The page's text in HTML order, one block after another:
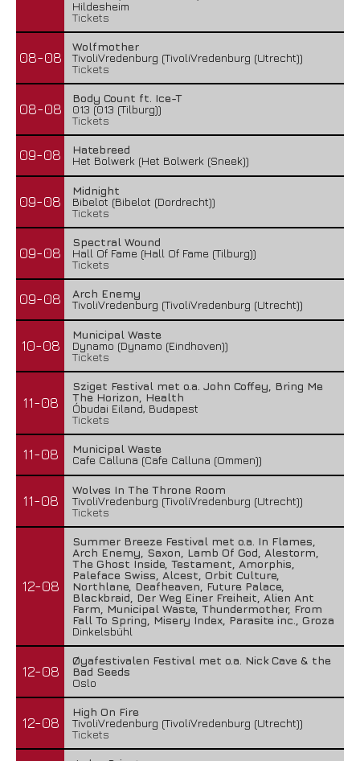
Hildesheim
Tickets
08-08
Wolfmother
TivoliVredenburg (TivoliVredenburg (Utrecht))
Tickets
08-08
Body Count ft. Ice-T
013 (013 (Tilburg))
Tickets
09-08
Hatebreed
Het Bolwerk (Het Bolwerk (Sneek))
09-08
Midnight
Bibelot (Bibelot (Dordrecht))
Tickets
09-08
Spectral Wound
Hall Of Fame (Hall Of Fame (Tilburg))
Tickets
09-08
Arch Enemy
TivoliVredenburg (TivoliVredenburg (Utrecht))
10-08
Municipal Waste
Dynamo (Dynamo (Eindhoven))
Tickets
11-08
Sziget Festival met o.a. John Coffey, Bring Me
The Horizon, Health
Óbudai Eiland, Budapest
Tickets
11-08
Municipal Waste
Cafe Calluna (Cafe Calluna (Ommen))
11-08
Wolves In The Throne Room
TivoliVredenburg (TivoliVredenburg (Utrecht))
Tickets
12-08
Summer Breeze Festival met o.a. In Flames,
Arch Enemy, Saxon, Lamb Of God, Alestorm,
The Ghost Inside, Testament, Amorphis,
Paleface Swiss, Alcest, Orbit Culture,
Northlane, Deafheaven, Future Palace,
Blackbraid, Der Weg Einer Freiheit, Alien Ant
Farm, Municipal Waste, Thundermother, From
Fall To Spring, Misery Index, Parasite inc., Groza
Dinkelsbühl
12-08
Øyafestivalen Festival met o.a. Nick Cave & the
Bad Seeds
Oslo
12-08
High On Fire
TivoliVredenburg (TivoliVredenburg (Utrecht))
Tickets